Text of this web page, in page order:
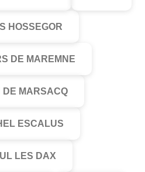
HOSSEGOR
DE MAREMNE
DE MARSACQ
ESCALUS
LES DAX